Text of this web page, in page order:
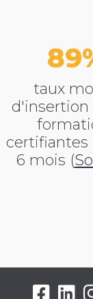
89
taux
d'insertion
certifiantes
6 mois (